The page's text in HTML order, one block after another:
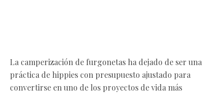
La camperización de furgonetas ha dejado de ser una
práctica de hippies con presupuesto ajustado para
convertirse en uno de los proyectos de vida más